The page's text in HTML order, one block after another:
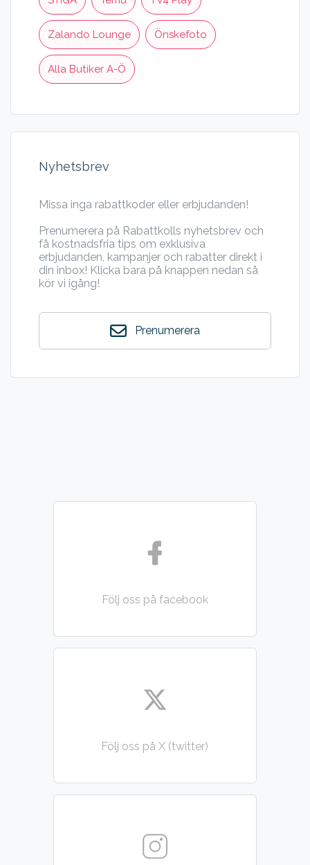
Zalando Lounge Önskefoto
Alla Butiker A-Ö
Nyhetsbrev
Missa inga rabattkoder eller erbjudanden!
Prenumerera på Rabattkolls nyhetsbrev och
få kostnadsfria tips om exklusiva
erbjudanden, kampanjer och rabatter direkt i
din inbox! Klicka bara på knappen nedan så
kör vi igång!
Prenumerera
Följ oss på facebook
Följ oss på X (twitter)